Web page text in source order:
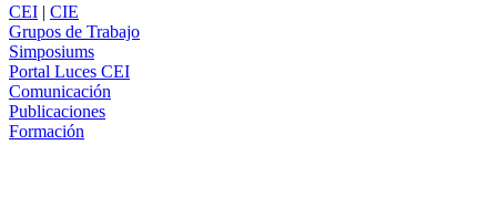
CEI | CIE
Grupos de Trabajo
Simposiums
Portal Luces CEI
Comunicación
Publicaciones
Formación